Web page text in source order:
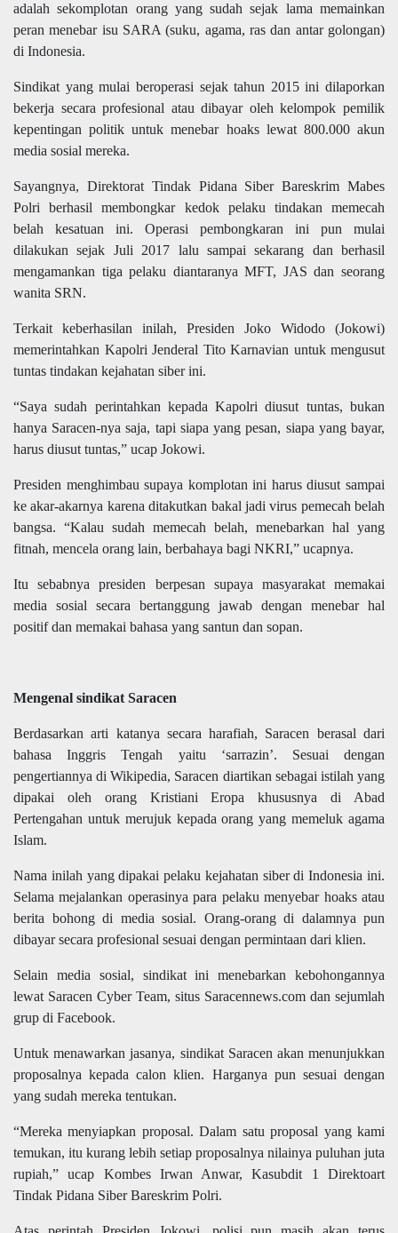
adalah sekomplotan orang yang sudah sejak lama memainkan
peran menebar isu SARA (suku, agama, ras dan antar golongan)
di Indonesia.
Sindikat yang mulai beroperasi sejak tahun 2015 ini dilaporkan
bekerja secara profesional atau dibayar oleh kelompok pemilik
kepentingan politik untuk menebar hoaks lewat 800.000 akun
media sosial mereka.
Sayangnya, Direktorat Tindak Pidana Siber Bareskrim Mabes
Polri berhasil membongkar kedok pelaku tindakan memecah
belah kesatuan ini. Operasi pembongkaran ini pun mulai
dilakukan sejak Juli 2017 lalu sampai sekarang dan berhasil
mengamankan tiga pelaku diantaranya MFT, JAS dan seorang
wanita SRN.
Terkait keberhasilan inilah, Presiden Joko Widodo (Jokowi)
memerintahkan Kapolri Jenderal Tito Karnavian untuk mengusut
tuntas tindakan kejahatan siber ini.
“Saya sudah perintahkan kepada Kapolri diusut tuntas, bukan
hanya Saracen-nya saja, tapi siapa yang pesan, siapa yang bayar,
harus diusut tuntas,” ucap Jokowi.
Presiden menghimbau supaya komplotan ini harus diusut sampai
ke akar-akarnya karena ditakutkan bakal jadi virus pemecah belah
bangsa. “Kalau sudah memecah belah, menebarkan hal yang
fitnah, mencela orang lain, berbahaya bagi NKRI,” ucapnya.
Itu sebabnya presiden berpesan supaya masyarakat memakai
media sosial secara bertanggung jawab dengan menebar hal
positif dan memakai bahasa yang santun dan sopan.
Mengenal sindikat Saracen
Berdasarkan arti katanya secara harafiah, Saracen berasal dari
bahasa Inggris Tengah yaitu ‘sarrazin’. Sesuai dengan
pengertiannya di Wikipedia, Saracen diartikan sebagai istilah yang
dipakai oleh orang Kristiani Eropa khususnya di Abad
Pertengahan untuk merujuk kepada orang yang memeluk agama
Islam.
Nama inilah yang dipakai pelaku kejahatan siber di Indonesia ini.
Selama mejalankan operasinya para pelaku menyebar hoaks atau
berita bohong di media sosial. Orang-orang di dalamnya pun
dibayar secara profesional sesuai dengan permintaan dari klien.
Selain media sosial, sindikat ini menebarkan kebohongannya
lewat Saracen Cyber Team, situs Saracennews.com dan sejumlah
grup di Facebook.
Untuk menawarkan jasanya, sindikat Saracen akan menunjukkan
proposalnya kepada calon klien. Harganya pun sesuai dengan
yang sudah mereka tentukan.
“Mereka menyiapkan proposal. Dalam satu proposal yang kami
temukan, itu kurang lebih setiap proposalnya nilainya puluhan juta
rupiah,” ucap Kombes Irwan Anwar, Kasubdit 1 Direktoart
Tindak Pidana Siber Bareskrim Polri.